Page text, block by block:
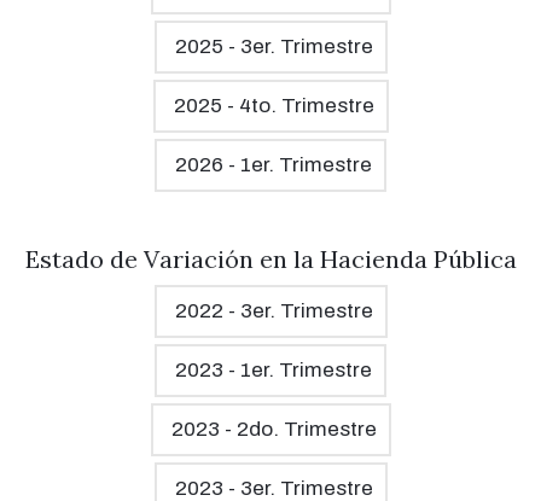
2025 - 3er. Trimestre
2025 - 4to. Trimestre
2026 - 1er. Trimestre
Estado de Variación en la Hacienda Pública
2022 - 3er. Trimestre
2023 - 1er. Trimestre
2023 - 2do. Trimestre
2023 - 3er. Trimestre